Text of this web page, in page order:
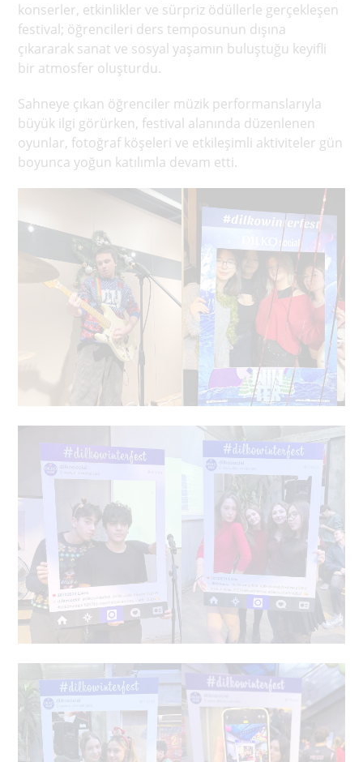
konserler, etkinlikler ve sürpriz ödüllerle gerçekleşen
festival; öğrencileri ders temposunun dışına
çıkararak sanat ve sosyal yaşamın buluştuğu keyifli
bir atmosfer oluşturdu.
Sahneye çıkan öğrenciler müzik performanslarıyla
büyük ilgi görürken, festival alanında düzenlenen
oyunlar, fotoğraf köşeleri ve etkileşimli aktiviteler gün
boyunca yoğun katılımla devam etti.